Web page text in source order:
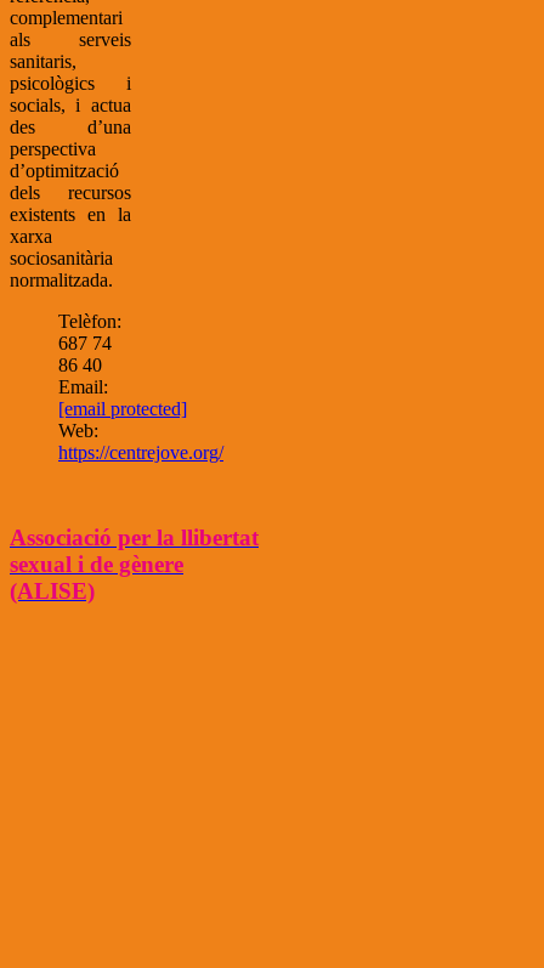
complementari
als serveis
sanitaris,
psicològics i
socials, i actua
des d’una
perspectiva
d’optimització
dels recursos
existents en la
xarxa
sociosanitària
normalitzada.
Telèfon:
687 74
86 40
Email:
[email protected]
Web:
https://centrejove.org/
Associació per la llibertat
sexual i de gènere
(ALISE)